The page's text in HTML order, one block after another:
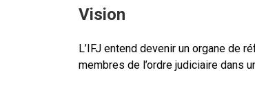
Vision
L’IFJ entend devenir un organe de
membres de l’ordre judiciaire dans